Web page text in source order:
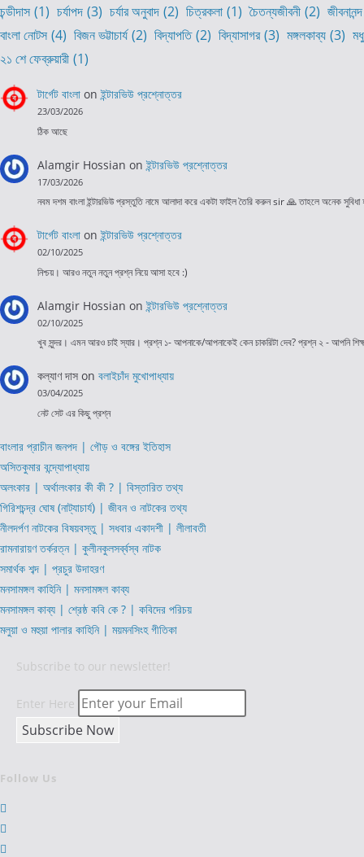
চন্ডীদাস (1) চর্যাপদ (3) চর্যার অনুবাদ (2) চিত্রকলা (1) চৈতন্যজীবনী (2)
বাংলা নোটস (4) বিজন ভট্টাচার্য (2) বিদ্যাপতি (2) বিদ্যাসাগর (3) মঙ্গলকাব্য (3)
২১ শে ফেব্রুয়ারী (1)
টার্গেট বাংলাonইন্টারভিউ প্রশ্নোত্তর
23/03/2026
ঠিক আছে
Alamgir Hossian onইন্টারভিউ প্রশ্নোত্তর
17/03/2026
নবম দশম বাংলা ইন্টারভিউ প্রস্তুতি নামে আলাদা করে একটা ফাইল তৈরি করুন sir 🙏 তাহলে অনেক
টার্গেট বাংলাonইন্টারভিউ প্রশ্নোত্তর
02/10/2025
নিশ্চয়। আরও নতুন নতুন প্রশ্ন নিয়ে আসা হবে :)
Alamgir Hossian onইন্টারভিউ প্রশ্নোত্তর
02/10/2025
খুব সুন্দর। এমন আরও চাই স্যার। প্রশ্ন ১- আপনাকে/আপনাকেই কেন চাকরিটা দেব? প্রশ্ন ২ - আপনি
কল্যাণ দাসon বলাইচাঁদ মুখোপাধ্যায়
03/04/2025
নেট সেট এর কিছু প্রশ্ন
বাংলার প্রাচীন জনপদ | গৌড় ও বঙ্গের ইতিহাস
অসিতকুমার বন্দ্যোপাধ্যায়
অলংকার | অর্থালংকার কী কী ? | বিস্তারিত তথ্য
গিরিশচন্দ্র ঘোষ (নাট্যাচার্য) | জীবন ও নাটকের তথ্য
নীলদর্পণ নাটকের বিষয়বস্তু | সধবার একাদশী | লীলাবতী
রামনারায়ণ তর্করত্ন | কুলীনকুলসর্ব্বস্ব নাটক
সমার্থক শব্দ | প্রচুর উদাহরণ
মনসামঙ্গল কাহিনি | মনসামঙ্গল কাব্য
মনসামঙ্গল কাব্য | শ্রেষ্ঠ কবি কে ? | কবিদের পরিচয়
মলুয়া ও মহুয়া পালার কাহিনি | ময়মনসিংহ গীতিকা
Subscribe to our newsletter!
Enter Here
Follow Us